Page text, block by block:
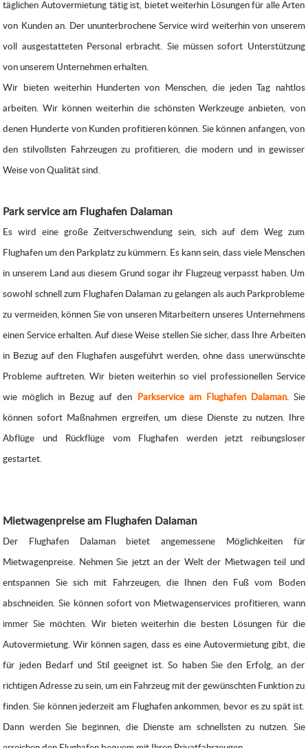
täglichen Autovermietung tätig ist, bietet weiterhin Lösungen für alle Arten
von Kunden an. Der ununterbrochene Service wird weiterhin von unserem
voll ausgestatteten Personal erbracht. Sie müssen sofort Unterstützung
von unserem Unternehmen erhalten.
Wir bieten weiterhin Hunderten von Menschen, die jeden Tag nahtlos
arbeiten. Wir können weiterhin die schönsten Werkzeuge anbieten, von
denen Hunderte von Kunden profitieren können. Sie können anfangen, von
den stilvollsten Fahrzeugen zu profitieren, die modern und in gewisser
Weise von Qualität sind.
Park service am Flughafen Dalaman
Es wird eine große Zeitverschwendung sein, sich auf dem Weg zum
Flughafen um den Parkplatz zu kümmern. Es kann sein, dass viele Menschen
in unserem Land aus diesem Grund sogar ihr Flugzeug verpasst haben. Um
sowohl schnell zum Flughafen Dalaman zu gelangen als auch Parkprobleme
zu vermeiden, können Sie von unseren Mitarbeitern unseres Unternehmens
einen Service erhalten. Auf diese Weise stellen Sie sicher, dass Ihre Arbeiten
in Bezug auf den Flughafen ausgeführt werden, ohne dass unerwünschte
Probleme auftreten. Wir bieten weiterhin so viel professionellen Service
wie möglich in Bezug auf den Parkservice am Flughafen Dalaman. Sie
können sofort Maßnahmen ergreifen, um diese Dienste zu nutzen. Ihre
Abflüge und Rückflüge vom Flughafen werden jetzt reibungsloser
gestartet.
Mietwagenpreise am Flughafen Dalaman
Der Flughafen Dalaman bietet angemessene Möglichkeiten für
Mietwagenpreise. Nehmen Sie jetzt an der Welt der Mietwagen teil und
entspannen Sie sich mit Fahrzeugen, die Ihnen den Fuß vom Boden
abschneiden. Sie können sofort von Mietwagenservices profitieren, wann
immer Sie möchten. Wir bieten weiterhin die besten Lösungen für die
Autovermietung. Wir können sagen, dass es eine Autovermietung gibt, die
für jeden Bedarf und Stil geeignet ist. So haben Sie den Erfolg, an der
richtigen Adresse zu sein, um ein Fahrzeug mit der gewünschten Funktion zu
finden. Sie können jederzeit am Flughafen ankommen, bevor es zu spät ist.
Dann werden Sie beginnen, die Dienste am schnellsten zu nutzen. Sie